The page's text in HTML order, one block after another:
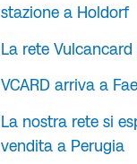
stazione a Holdorf
La rete Vulcancard
VCARD arriva a
La nostra rete si
vendita a Perugia